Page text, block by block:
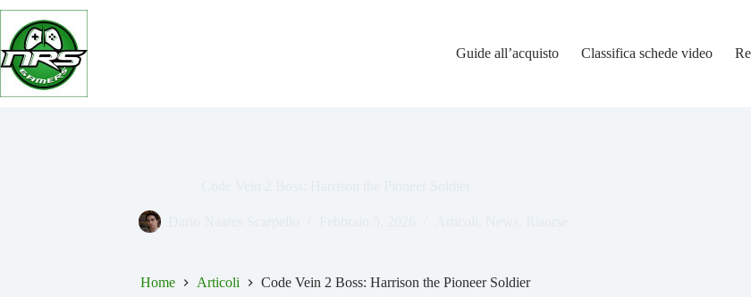
Salta
contenuto
Guide all’acquisto
Classifica schede video
Home Articoli Code Vein 2 Boss: Harrison the Pioneer Soldier